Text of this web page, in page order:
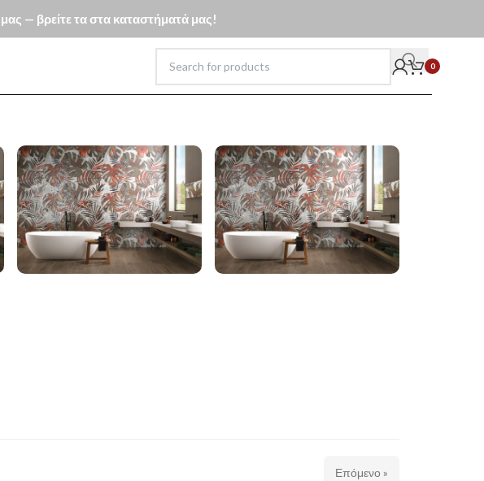
— βρείτε τα στα καταστήματά μας!
0
Επόμενο »